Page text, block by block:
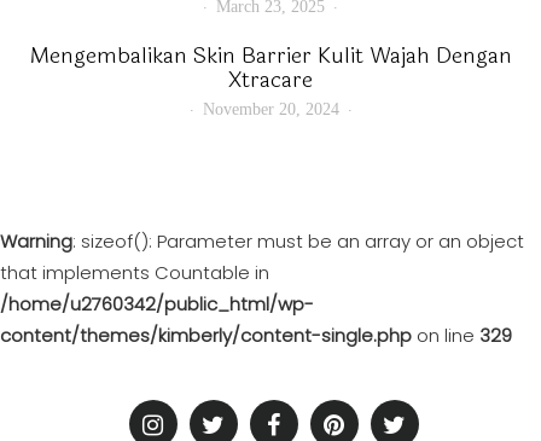
March 23, 2025
Mengembalikan Skin Barrier Kulit Wajah Dengan
Xtracare
November 20, 2024
Warning: sizeof(): Parameter must be an array or an object
that implements Countable in
/home/u2760342/public_html/wp-
content/themes/kimberly/content-single.php on line 329